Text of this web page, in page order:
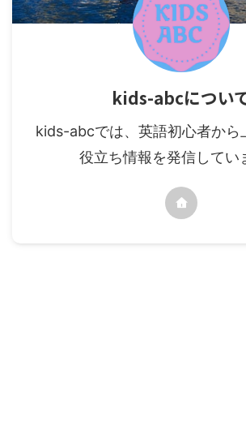
kids-abcについ
kids-abcでは、英語初心者から
役立ち情報を発信してい